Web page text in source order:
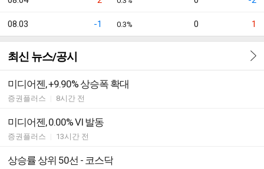
08.03 -1 0.3% 0 1
최신 뉴스/공시
미디어젠, +9.90% 상승폭 확대
증권플러스 8시간 전
미디어젠, 0.00% VI 발동
증권플러스 13시간 전
상승률 상위 50선 - 코스닥